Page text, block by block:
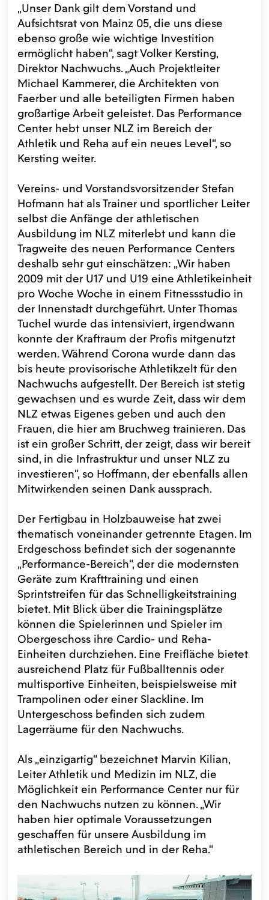
„Unser Dank gilt dem Vorstand und
Aufsichtsrat von Mainz 05, die uns diese
ebenso große wie wichtige Investition
ermöglicht haben“, sagt Volker Kersting,
Direktor Nachwuchs. „Auch Projektleiter
Michael Kammerer, die Architekten von
Faerber und alle beteiligten Firmen haben
großartige Arbeit geleistet. Das Performance
Center hebt unser NLZ im Bereich der
Athletik und Reha auf ein neues Level“, so
Kersting weiter.
Vereins- und Vorstandsvorsitzender Stefan
Hofmann hat als Trainer und sportlicher Leiter
selbst die Anfänge der athletischen
Ausbildung im NLZ miterlebt und kann die
Tragweite des neuen Performance Centers
deshalb sehr gut einschätzen: „Wir haben
2009 mit der U17 und U19 eine Athletikeinheit
pro Woche Woche in einem Fitnessstudio in
der Innenstadt durchgeführt. Unter Thomas
Tuchel wurde das intensiviert, irgendwann
konnte der Kraftraum der Profis mitgenutzt
werden. Während Corona wurde dann das
bis heute provisorische Athletikzelt für den
Nachwuchs aufgestellt. Der Bereich ist stetig
gewachsen und es wurde Zeit, dass wir dem
NLZ etwas Eigenes geben und auch den
Frauen, die hier am Bruchweg trainieren. Das
ist ein großer Schritt, der zeigt, dass wir bereit
sind, in die Infrastruktur und unser NLZ zu
investieren“, so Hoffmann, der ebenfalls allen
Mitwirkenden seinen Dank aussprach.
Der Fertigbau in Holzbauweise hat zwei
thematisch voneinander getrennte Etagen. Im
Erdgeschoss befindet sich der sogenannte
„Performance-Bereich“, der die modernsten
Geräte zum Krafttraining und einen
Sprintstreifen für das Schnelligkeitstraining
bietet. Mit Blick über die Trainingsplätze
können die Spielerinnen und Spieler im
Obergeschoss ihre Cardio- und Reha-
Einheiten durchziehen. Eine Freifläche bietet
ausreichend Platz für Fußballtennis oder
multisportive Einheiten, beispielsweise mit
Trampolinen oder einer Slackline. Im
Untergeschoss befinden sich zudem
Lagerräume für den Nachwuchs.
Als „einzigartig“ bezeichnet Marvin Kilian,
Leiter Athletik und Medizin im NLZ, die
Möglichkeit ein Performance Center nur für
den Nachwuchs nutzen zu können. „Wir
haben hier optimale Voraussetzungen
geschaffen für unsere Ausbildung im
athletischen Bereich und in der Reha.“